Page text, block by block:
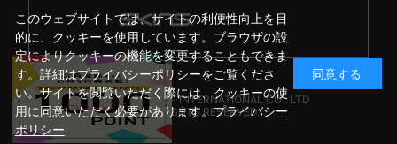
Copyright © GRIP INTERNATIONAL CO . LTD
ALL RIGHTS RESERVED.
このウェブサイトでは、サイトの利便性向上を目
的に、クッキーを使用しています。ブラウザの設
定によりクッキーの機能を変更することもできま
す。詳細はプライバシーポリシーをご覧くださ
い。サイトを閲覧いただく際には、クッキーの使
用に同意いただく必要があります。プライバシー
ポリシー
同意する